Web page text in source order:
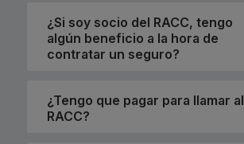
¿Si soy socio del RACC, tengo
algún beneficio a la hora de
contratar un seguro?
¿Tengo que pagar para llamar al
RACC?